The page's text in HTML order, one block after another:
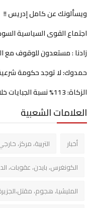
عن كامل إدريس !!
القوى السياسية السودانية
: مستعدون للوقوف مع الجيش
لا توجد حكومة شرعية في
اشهر الاولى...
الشعبية
التربية، مركز، خارجي
بايدن، عقوبات، الدعم
هجوم، مقتل،الجزيرة